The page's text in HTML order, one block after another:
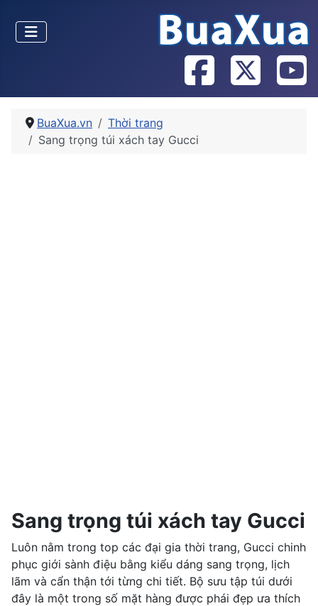
BuaXua.vn
Thời trang
Sang trọng túi xách tay Gucci
Sang trọng túi xách tay Gucci
Luôn nằm trong top các đại gia thời trang, Gucci chinh
phục giới sành điệu bằng kiểu dáng sang trọng, lịch
lãm và cẩn thận tới từng chi tiết. Bộ sưu tập túi dưới
đây là một trong số mặt hàng được phái đẹp ưa thích